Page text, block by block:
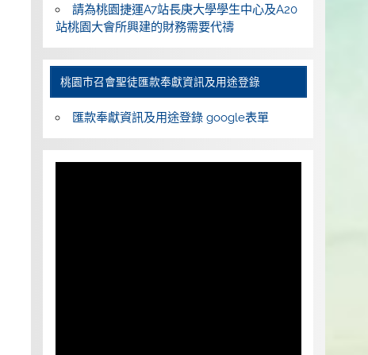
請為桃園捷運A7站長庚大學學生中心及A20
站桃園大會所興建的財務需要代禱
桃園巿召會聖徒匯款奉獻資訊及用途登錄
匯款奉獻資訊及用途登錄 google表單